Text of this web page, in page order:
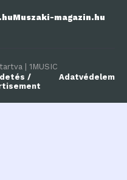
Muszaki-magazin.hu
| 1MUSIC
/
Adatvédelem